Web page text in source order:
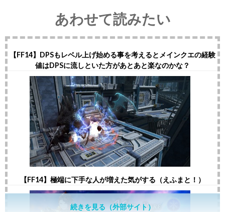
あわせて読みたい
【FF14】DPSもレベル上げ始める事を考えるとメインクエの経験
値はDPSに流しといた方があとあと楽なのかな？
【FF14】極端に下手な人が増えた気がする（えふまと！）
続きを見る（外部サイト）